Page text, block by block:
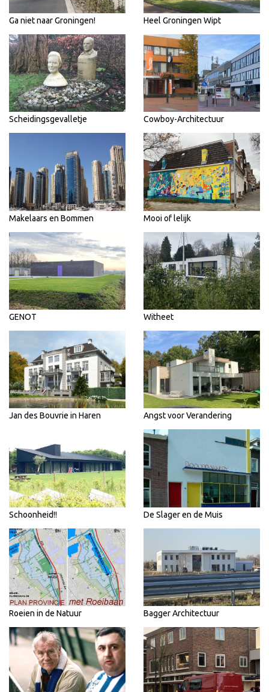
Ga niet naar Groningen! Heel Groningen Wipt
Scheidingsgevalletje Cowboy-Architectuur
Makelaars en Bommen Mooi of lelijk
GENOT Witheet
Jan des Bouvrie in Haren Angst voor Verandering
Schoonheid!! De Slager en de Muis
Roeien in de Natuur Bagger Architectuur